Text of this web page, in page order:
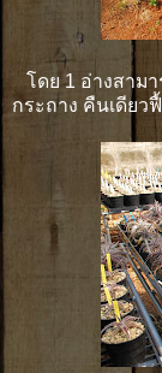
โดย 1 อ่างสาม
กระถาง คืนเดียว